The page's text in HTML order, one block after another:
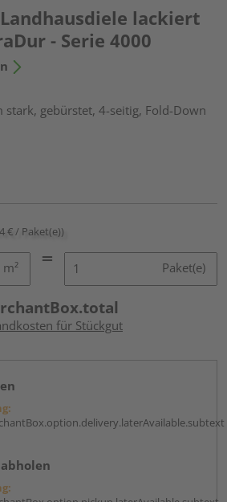
lackiert
- Serie 4000
gebürstet, 4-seitig, Fold-Down
€ / Paket(e))
m² Paket(e)
für Stückgut